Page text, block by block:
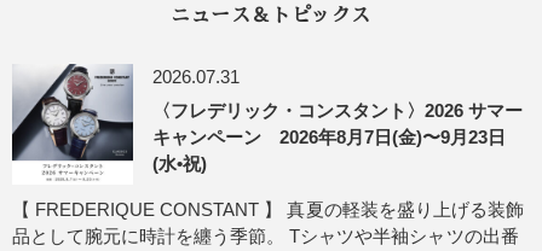
ニュース＆トピックス
2026.07.31
〈フレデリック・コンスタント〉2026 サマー
キャンペーン 2026年8月7日(金)〜9月23日
(水•祝)
【 FREDERIQUE CONSTANT 】 真夏の軽装を盛り上げる装飾
品として腕元に時計を纏う季節。 Tシャツや半袖シャツの出番